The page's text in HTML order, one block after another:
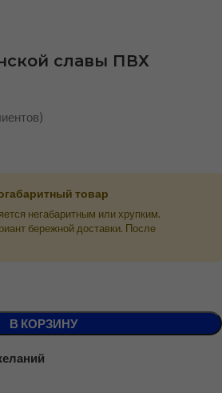
славы ПВХ
товар
негабаритным или хрупким.
бережной доставки. После
В КОРЗИНУ